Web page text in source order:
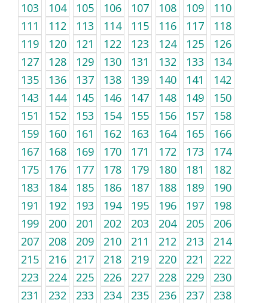
103
104 105 106 107 108 109
110
111
112 113 114 115 116 117
118
119
120 121 122 123 124 125
126
127
128 129 130 131 132 133
134
135
136 137 138 139 140 141
142
143
144 145 146 147 148 149
150
151
152 153 154 155 156 157
158
159
160 161 162 163 164 165
166
167
168 169 170 171 172 173
174
175
176 177 178 179 180 181
182
183
184 185 186 187 188 189
190
191
192 193 194 195 196 197
198
199
200 201 202 203 204 205
206
207
208 209 210 211 212 213
214
215
216 217 218 219 220 221
222
223
224 225 226 227 228 229
230
231
232 233 234 235 236 237
238